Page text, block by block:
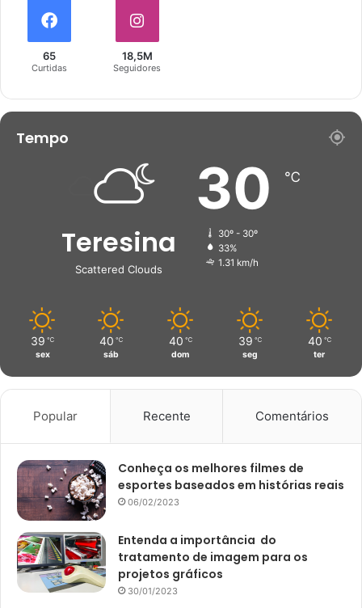
65
Curtidas
18,5M
Seguidores
Tempo
Teresina
Scattered Clouds
30 ℃
30º - 30º
33%
1.31 km/h
39 ℃
sex
40 ℃
sáb
40 ℃
dom
39 ℃
seg
40 ℃
ter
Popular Recente Comentários
Conheça os melhores filmes de
esportes baseados em histórias reais
06/02/2023
Entenda a importância do
tratamento de imagem para os
projetos gráficos
30/01/2023